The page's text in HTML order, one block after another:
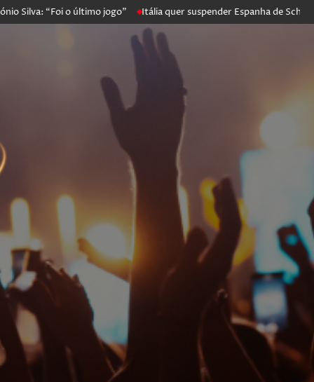
“Foi o último jogo” Itália quer suspender Espanha de Schengen.